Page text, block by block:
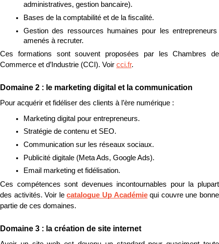
administratives, gestion bancaire).
Bases de la comptabilité et de la fiscalité.
Gestion des ressources humaines pour les entrepreneurs
amenés à recruter.
Ces formations sont souvent proposées par les Chambres de
Commerce et d’Industrie (CCI). Voir cci.fr.
Domaine 2 : le marketing digital et la communication
Pour acquérir et fidéliser des clients à l’ère numérique :
Marketing digital pour entrepreneurs.
Stratégie de contenu et SEO.
Communication sur les réseaux sociaux.
Publicité digitale (Meta Ads, Google Ads).
Email marketing et fidélisation.
Ces compétences sont devenues incontournables pour la plupart
des activités. Voir le catalogue Up Académie qui couvre une bonne
partie de ces domaines.
Domaine 3 : la création de site internet